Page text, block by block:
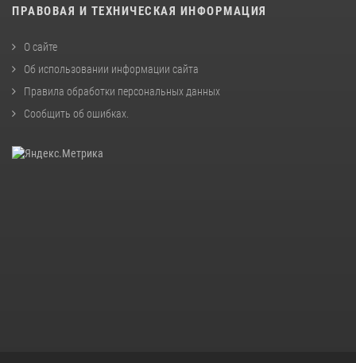
ПРАВОВАЯ И ТЕХНИЧЕСКАЯ ИНФОРМАЦИЯ
О сайте
Об использовании информации сайта
Правила обработки персональных данных
Сообщить об ошибках.